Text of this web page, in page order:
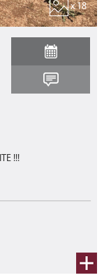
x 18
!!!
de 139,55 m²
113,05 m² et une